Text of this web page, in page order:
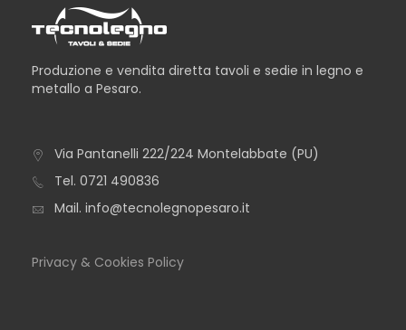
TAVOLO ICEBERG
Produzione e vendita diretta tavoli e sedie in legno e
metallo a Pesaro.
Via Pantanelli 222/224 Montelabbate (PU)
Tel. 0721 490836
Mail. info@tecnolegnopesaro.it
Privacy & Cookies Policy